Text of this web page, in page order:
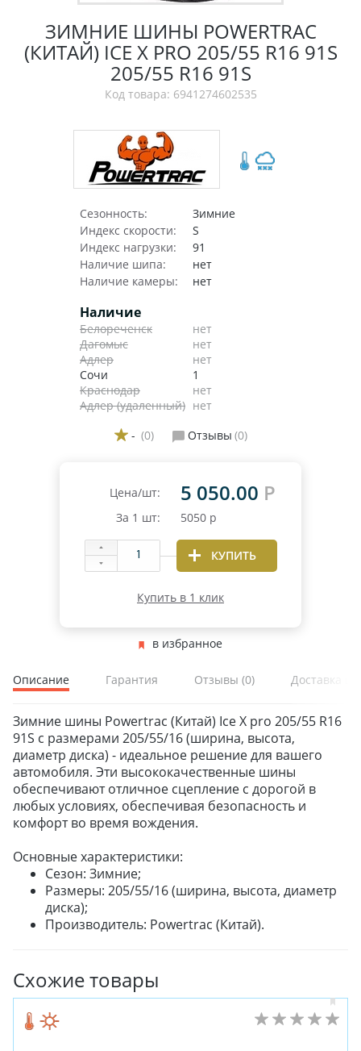
ЗИМНИЕ ШИНЫ POWERTRAC
(КИТАЙ) ICE X PRO 205/55 R16 91S
205/55 R16 91S
Код товара: 6941274602535
Сезонность:
Зимние
Индекс скорости:
S
Индекс нагрузки:
91
Наличие шипа:
нет
Наличие камеры:
нет
Наличие
Белореченск
нет
Дагомыс
нет
Адлер
нет
Сочи
1
Краснодар
нет
Адлер (удаленный) нет
- (0) Отзывы (0)
Цена/шт: 5 050.00 Р
За 1 шт: 5050 р
КУПИТЬ
Купить в 1 клик
в избранное
Описание Гарантия Отзывы (0) Доставка и
Зимние шины Powertrac (Китай) Ice X pro 205/55 R16
91S с размерами 205/55/16 (ширина, высота,
диаметр диска) - идеальное решение для вашего
автомобиля. Эти высококачественные шины
обеспечивают отличное сцепление с дорогой в
любых условиях, обеспечивая безопасность и
комфорт во время вождения.
Основные характеристики:
Сезон: Зимние;
Размеры: 205/55/16 (ширина, высота, диаметр
диска);
Производитель: Powertrac (Китай).
Схожие товары